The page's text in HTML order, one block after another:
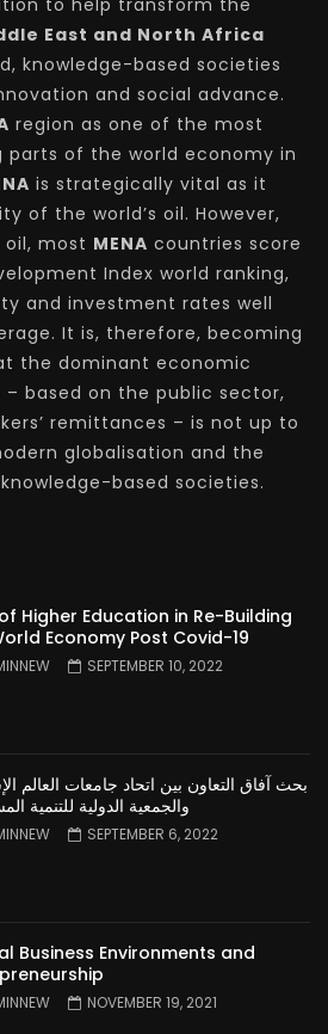
to help transform the
East and North Africa
knowledge-based societies
and social advance.
region as one of the most
of the world economy in
is strategically vital as it
of the world’s oil. However,
oil, most MENA countries score
Index world ranking,
and investment rates well
It is, therefore, becoming
the dominant economic
based on the public sector,
remittances – is not up to
globalisation and the
based societies.
Higher Education in Re-Building
Economy Post Covid-19
SEPTEMBER 10, 2022
بحث آفاق التعاون بين اتحاد جامعات العالم
والجمعية الدولية للتنمية
SEPTEMBER 6, 2022
Business Environments and
NOVEMBER 19, 2021